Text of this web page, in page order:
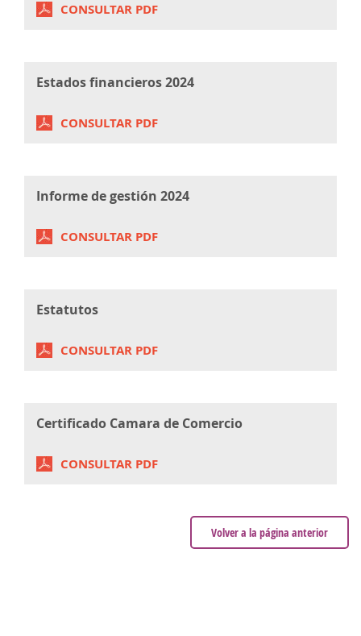
CONSULTAR PDF
Estados financieros 2024
CONSULTAR PDF
Informe de gestión 2024
CONSULTAR PDF
Estatutos
CONSULTAR PDF
Certificado Camara de Comercio
CONSULTAR PDF
Volver a la página anterior